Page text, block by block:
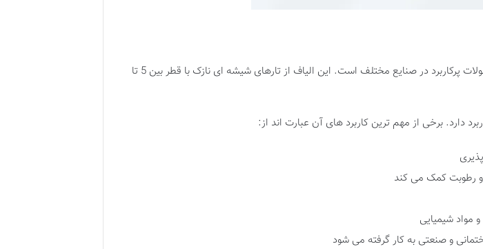
الیاف شیشه سوزنی روغنی که با نام مت سوزنی نیز شناخته می شود یکی از محصولات پرکاربرد در صنایع مختلف است. این الیاف از تارهای شیشه ای نازک با قطر بین 5 تا
دارد. برخی از مهم ترین کاربرد های آن عبارت اند از:
و رطوبت کمک می کند
مواد شیمیایی
و صنعتی به کار گرفته می شود